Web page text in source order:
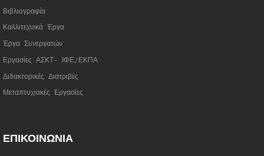
Βιβλιογραφία
Καλλιτεχνικά Έργα
Έργα Συνεργατών
Εργασίες ΑΣΚΤ- ΙΦΕ/ΕΚΠΑ
Διδακτορικές Διατριβές
Μεταπτυχιακές Εργασίες
ΕΠΙΚΟΙΝΩΝΙΑ